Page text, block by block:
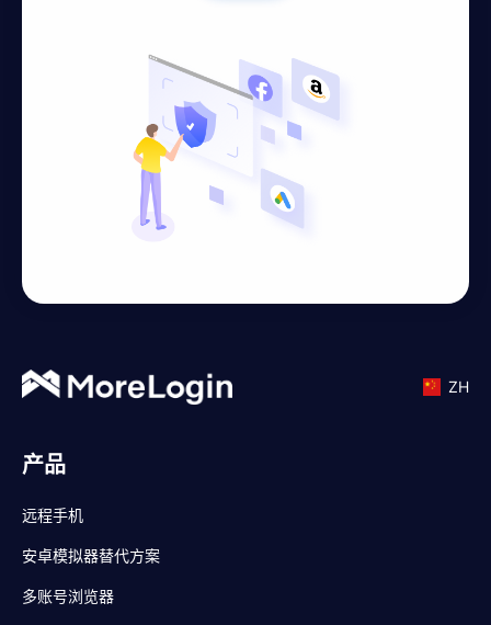
ZH
产品
远程手机
安卓模拟器替代方案
多账号浏览器